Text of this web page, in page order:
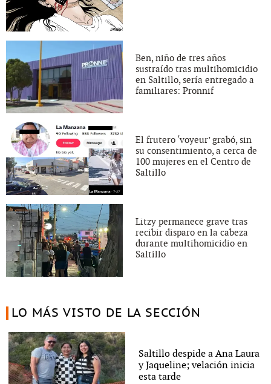
Ben, niño de tres años
sustraído tras multihomicidio
en Saltillo, sería entregado a
familiares: Pronnif
El frutero ‘voyeur’ grabó, sin
su consentimiento, a cerca de
100 mujeres en el Centro de
Saltillo
Litzy permanece grave tras
recibir disparo en la cabeza
durante multihomicidio en
Saltillo
LO MÁS VISTO DE LA SECCIÓN
Saltillo despide a Ana Laura
y Jaqueline; velación inicia
esta tarde